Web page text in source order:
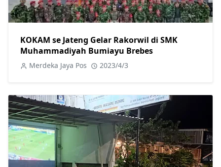
KOKAM se Jateng Gelar Rakorwil di SMK
Muhammadiyah Bumiayu Brebes
Merdeka Jaya Pos 2023/4/3